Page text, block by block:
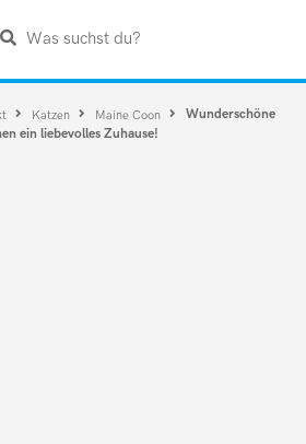
Was suchst du?
Katzen Maine Coon
Wunderschöne
ein liebevolles Zuhause!